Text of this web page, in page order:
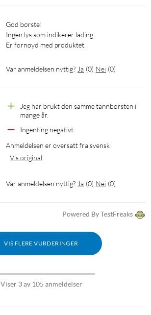
God børste!
Ingen lys som indikerer lading.
Er fornøyd med produktet.
Var anmeldelsen nyttig? Ja (0) Nei (0)
Jeg har brukt den samme tannbørsten i
mange år.
Ingenting negativt.
Anmeldelsen er oversatt fra svensk
Vis original
Var anmeldelsen nyttig? Ja (0) Nei (0)
Powered By TestFreaks
VIS FLERE VURDERINGER
Viser 3 av 105 anmeldelser